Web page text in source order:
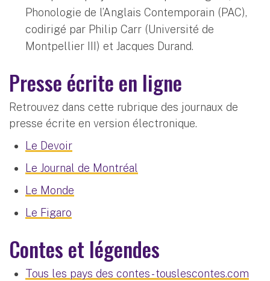
Phonologie de l’Anglais Contemporain (PAC),
codirigé par Philip Carr (Université de
Montpellier III) et Jacques Durand.
Presse écrite en ligne
Retrouvez dans cette rubrique des journaux de
presse écrite en version électronique.
Le Devoir
Le Journal de Montréal
Le Monde
Le Figaro
Contes et légendes
Tous les pays des contes - touslescontes.com